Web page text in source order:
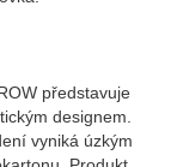
představuje
designem.
vyniká úzkým